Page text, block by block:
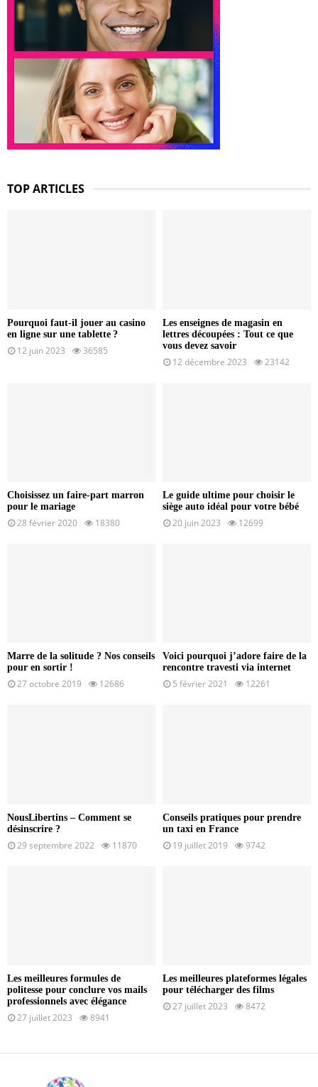
TOP ARTICLES
Pourquoi faut-il jouer au casino
en ligne sur une tablette ?
12 juin 2023 36585
Les enseignes de magasin en
lettres découpées : Tout ce que
vous devez savoir
12 décembre 2023 23142
Choisissez un faire-part marron
pour le mariage
28 février 2020 18380
Le guide ultime pour choisir le
siège auto idéal pour votre bébé
20 juin 2023 12699
Marre de la solitude ? Nos conseils
pour en sortir !
27 octobre 2019 12686
Voici pourquoi j’adore faire de la
rencontre travesti via internet
5 février 2021 12261
NousLibertins – Comment se
désinscrire ?
29 septembre 2022 11870
Conseils pratiques pour prendre
un taxi en France
19 juillet 2019 9742
Les meilleures formules de
politesse pour conclure vos mails
professionnels avec élégance
27 juillet 2023 8941
Les meilleures plateformes légales
pour télécharger des films
27 juillet 2023 8472